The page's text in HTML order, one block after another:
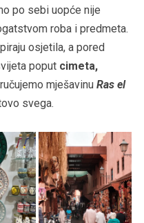
po sebi uopće nije
roba i predmeta.
osjetila, a pored
poput cimeta,
mješavinu Ras el
svega.